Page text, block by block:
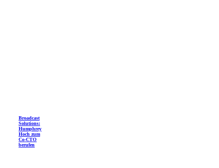
Broadcast
Solutions:
Humphrey
Hoch zum
Co-CTO
berufen